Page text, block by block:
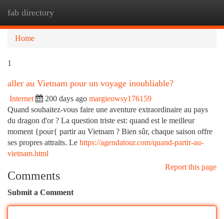
fab directory
Home
1
aller au Vietnam pour un voyage inoubliable?
Internet 200 days ago margieowsy176159
Quand souhaitez-vous faire une aventure extraordinaire au pays
du dragon d'or ? La question triste est: quand est le meilleur
moment {pour{ partir au Vietnam ? Bien sûr, chaque saison offre
ses propres attraits. Le https://agendatour.com/quand-partir-au-
vietnam.html
Report this page
Comments
Submit a Comment